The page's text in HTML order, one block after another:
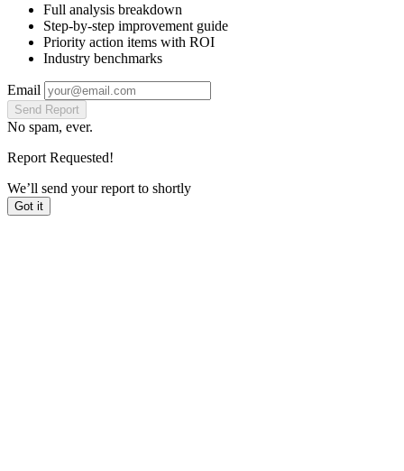
Full analysis breakdown
Step-by-step improvement guide
Priority action items with ROI
Industry benchmarks
Email
Send Report
No spam, ever.
Report Requested!
We’ll send your report to shortly
Got it